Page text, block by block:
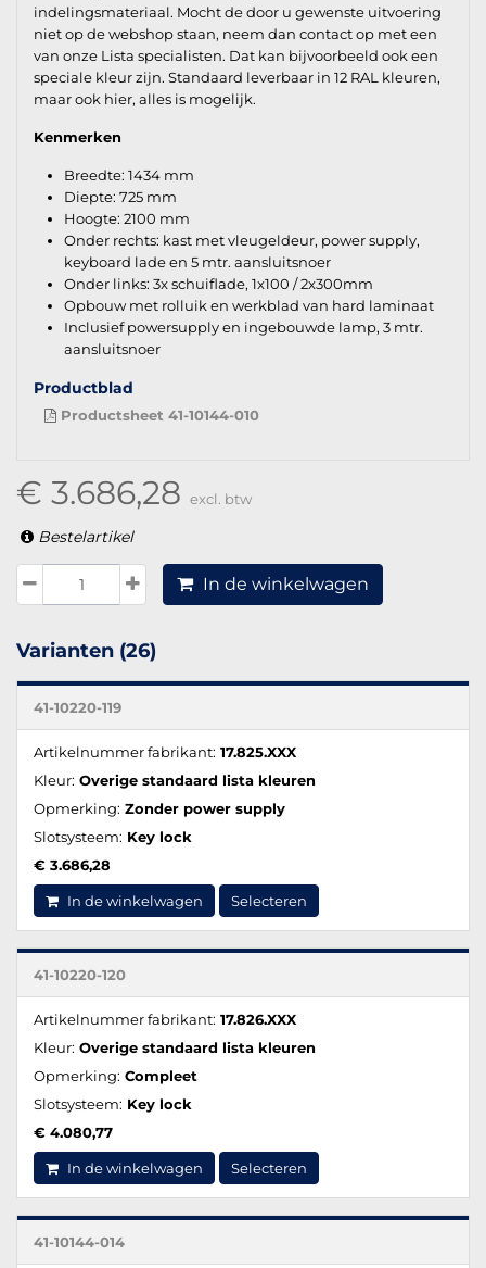
indelingsmateriaal. Mocht de door u gewenste uitvoering
niet op de webshop staan, neem dan contact op met een
van onze Lista specialisten. Dat kan bijvoorbeeld ook een
speciale kleur zijn. Standaard leverbaar in 12 RAL kleuren,
maar ook hier, alles is mogelijk.
Kenmerken
Breedte: 1434 mm
Diepte: 725 mm
Hoogte: 2100 mm
Onder rechts: kast met vleugeldeur, power supply,
keyboard lade en 5 mtr. aansluitsnoer
Onder links: 3x schuiflade, 1x100 / 2x300mm
Opbouw met rolluik en werkblad van hard laminaat
Inclusief powersupply en ingebouwde lamp, 3 mtr.
aansluitsnoer
Productblad
Productsheet 41-10144-010
€ 3.686,28 excl. btw
Bestelartikel
In de winkelwagen
Varianten (26)
41-10220-119
Artikelnummer fabrikant: 17.825.XXX
Kleur: Overige standaard lista kleuren
Opmerking: Zonder power supply
Slotsysteem: Key lock
€ 3.686,28
In de winkelwagen Selecteren
41-10220-120
Artikelnummer fabrikant: 17.826.XXX
Kleur: Overige standaard lista kleuren
Opmerking: Compleet
Slotsysteem: Key lock
€ 4.080,77
In de winkelwagen Selecteren
41-10144-014